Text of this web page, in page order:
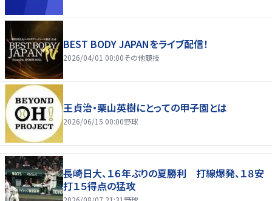
BEST BODY JAPANをライブ配信！
2026/04/01 00:00その他競技
王貞治・栗山英樹にとっての甲子園とは
2026/06/15 00:00野球
長崎日大、１６年ぶりの夏勝利 打線爆発、１８安
打１５得点の猛攻